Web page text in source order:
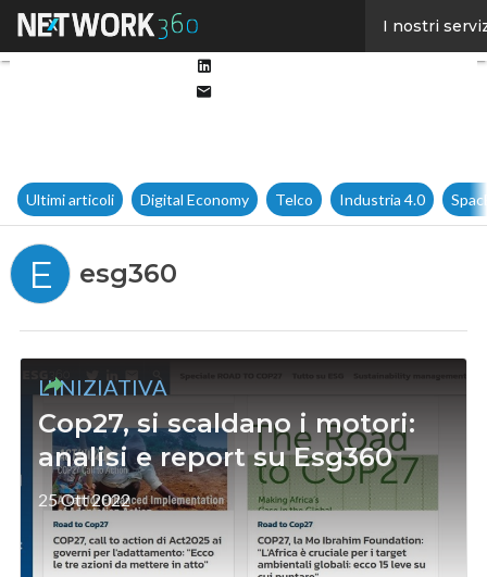
I nostri
Ultimi articoli Digital Economy Telco Industria 4.0
E esg360
L'INIZIATIVA
Cop27, si scaldano i motori:
analisi e report su Esg360
25 Ott 2022